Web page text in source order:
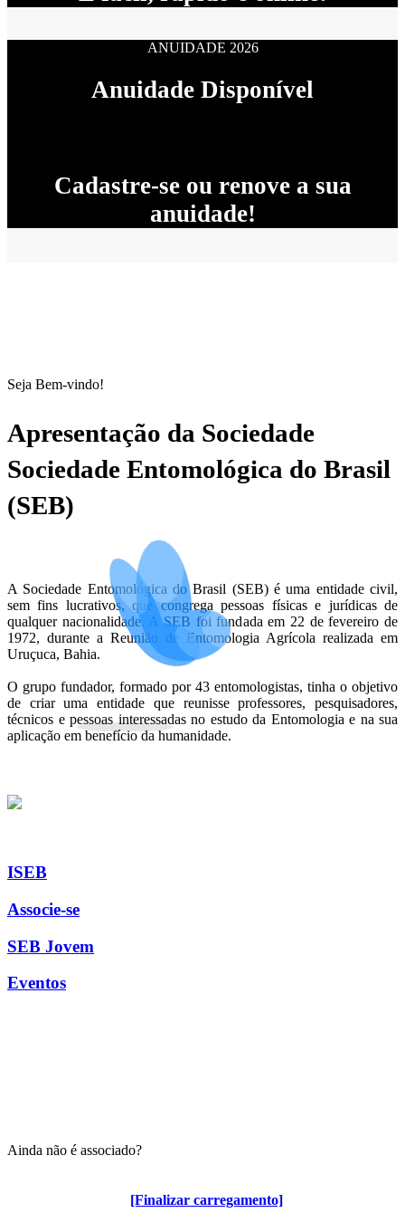
[Finalizar carregamento]
ANUIDADE 2026
Anuidade Disponível
Cadastre-se ou renove a sua
anuidade!
Seja Bem-vindo!
Apresentação da Sociedade
Sociedade Entomológica do Brasil
(SEB)
A Sociedade Entomológica do Brasil (SEB) é uma entidade civil,
sem fins lucrativos, que congrega pessoas físicas e jurídicas de
qualquer nacionalidade. A SEB foi fundada em 22 de fevereiro de
1972, durante a Reunião de Entomologia Agrícola realizada em
Uruçuca, Bahia.
O grupo fundador, formado por 43 entomologistas, tinha o objetivo
de criar uma entidade que reunisse professores, pesquisadores,
técnicos e pessoas interessadas no estudo da Entomologia e na sua
aplicação em benefício da humanidade.
ISEB
Associe-se
SEB Jovem
Eventos
Ainda não é associado?
Algumas vantagens para associados